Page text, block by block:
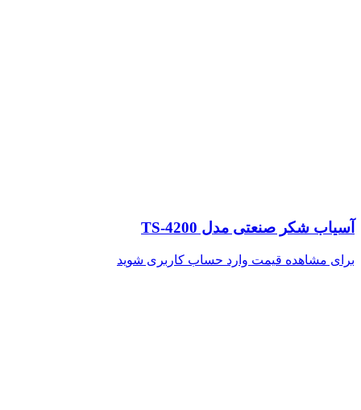
آسیاب شکر صنعتی مدل TS-4200
برای مشاهده قیمت وارد حساب کاربری شوید